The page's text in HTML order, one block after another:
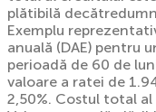
plătibilă
Exemplu
anuală (DAE) pentru
perioadă de 60 de
valoare a ratei de
2,50%. Costul total